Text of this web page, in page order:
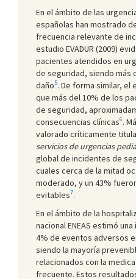
En el ámbito de las
españolas han mostrado
frecuencia relevante de
estudio EVADUR (2009)
pacientes atendidos en
de seguridad, siendo más
daño5. De forma similar, el
que más del 10% de los
de seguridad,
consecuencias clínicas6.
valorado críticamente
servicios de urgencias
global de incidentes de
cuales cerca de la mitad
moderado, y un 43%
evitables7.
En el ámbito de la
nacional ENEAS estimó
4% de eventos adversos
siendo la mayoría
relacionados con la
frecuente. Estos